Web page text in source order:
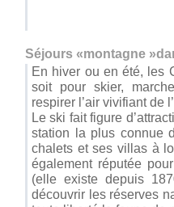
Séjours «montagne
En hiver ou en été, les
soit pour skier,
respirer l’air vivifiant de
Le ski fait figure
station la plus connue
chalets et ses villas à
également réputée
(elle existe depuis
découvrir les réserves